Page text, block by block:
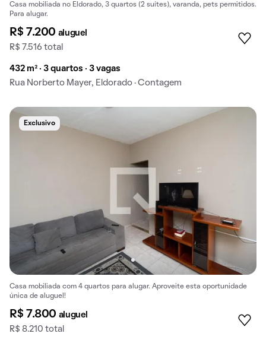
Casa mobiliada no Eldorado, 3 quartos (2 suítes), varanda, pets permitidos.
Para alugar.
R$ 7.200 aluguel
R$ 7.516 total
432 m² · 3 quartos · 3 vagas
Rua Norberto Mayer, Eldorado · Contagem
Exclusivo
Casa mobiliada com 4 quartos para alugar. Aproveite esta oportunidade
única de aluguel!
R$ 7.800 aluguel
R$ 8.210 total